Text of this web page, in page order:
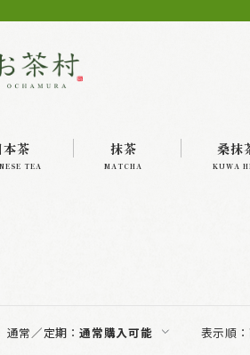
本茶
TEA
抹茶
MATCHA
桑抹
KUWA
通常／定期：通常購入可能 表示順：